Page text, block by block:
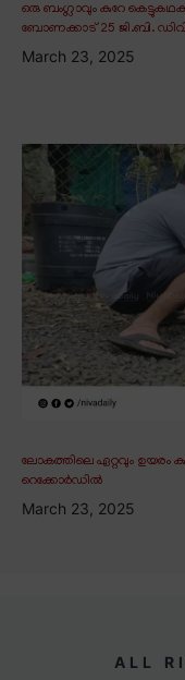
ഒരു ബംഗ്ലാവും കുറേ
ബോണക്കാട് 25 ജി.ബി.
March 23, 2025
ലോകത്തിലെ ഏറ്റവും ഉയരം
റെക്കോർഡിൽ
March 23, 2025
ALL